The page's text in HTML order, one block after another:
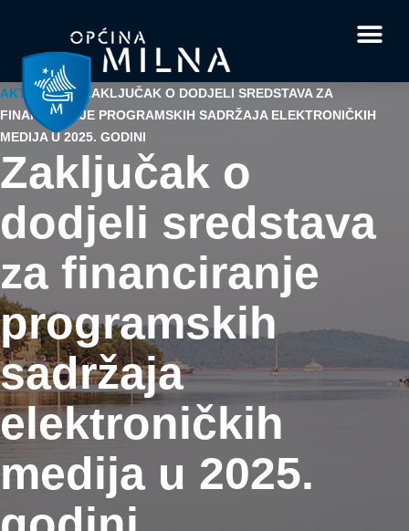
AKTUALNO/
ZAKLJUČAK O DODJELI SREDSTAVA ZA
FINANCIRANJE PROGRAMSKIH SADRŽAJA ELEKTRONIČKIH
MEDIJA U 2025. GODINI
Zaključak o
dodjeli sredstava
za financiranje
programskih
sadržaja
elektroničkih
medija u 2025.